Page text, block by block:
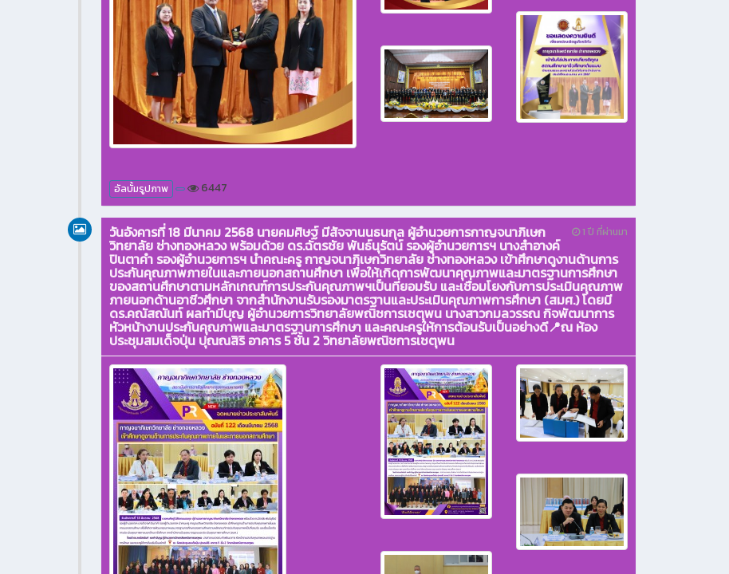
อัลบั้มรูปภาพ 6447
1 ปี ที่ผ่านมา
วันอังคารที่ 18 มีนาคม 2568 นายคมศิษฐ์ มีสัจจานนธนกุล ผู้อำนวยการกาญจนาภิเษก
วิทยาลัย ช่างทองหลวง พร้อมด้วย ดร.ฉัตรชัย พันธ์นุรัตน์ รองผู้อำนวยการฯ นางสำอางค์
ปินตาคำ รองผู้อำนวยการฯ นำคณะครู กาญจนาภิเษกวิทยาลัย ช่างทองหลวง เข้าศึกษาดูงานด้านการ
ประกันคุณภาพภายในและภายนอกสถานศึกษา เพื่อให้เกิดการพัฒนาคุณภาพและมาตรฐานการศึกษา
ของสถานศึกษาตามหลักเกณฑ์การประกันคุณภาพฯเป็นที่ยอมรับ และเชื่อมโยงกับการประเมินคุณภาพ
ภายนอกด้านอาชีวศึกษา จากสำนักงานรับรองมาตรฐานและประเมินคุณภาพการศึกษา (สมศ.) โดยมี
ดร.คณัสณันท์ ผลทำมีบุญ ผู้อำนวยการวิทยาลัยพณิชการเชตุพน นางสาวกมลวรรณ กิจพัฒนาการ
หัวหน้างานประกันคุณภาพและมาตรฐานการศึกษา และคณะครูให้การต้อนรับเป็นอย่างดี📍ณ ห้อง
ประชุมสมเด็จปุ่น ปุณณสิริ อาคาร 5 ชั้น 2 วิทยาลัยพณิชการเชตุพน